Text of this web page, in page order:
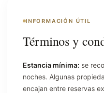
INFORMACIÓN ÚTIL
Términos y
Estancia mínima: se
noches. Algunas
encajan entre reservas